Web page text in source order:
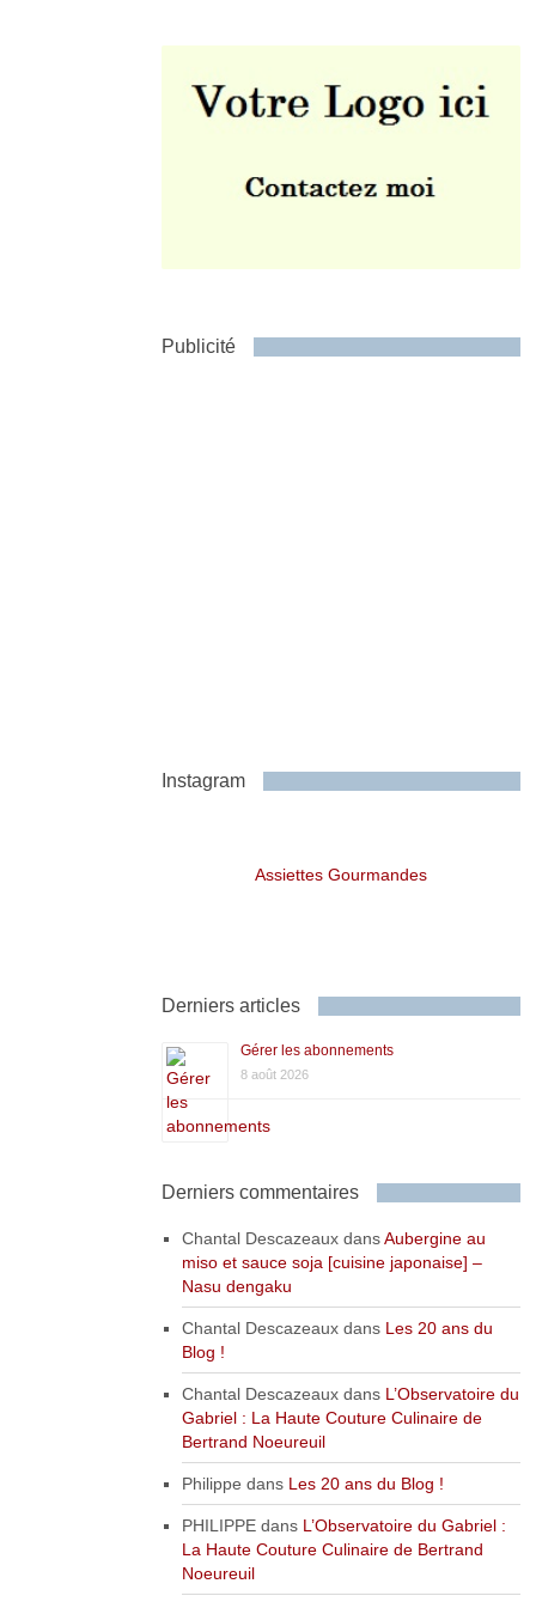
Publicité
Instagram
Assiettes Gourmandes
Derniers articles
Gérer les abonnements
8 août 2026
Derniers commentaires
Chantal DescazeauxdansAubergine au
miso et sauce soja [cuisine japonaise] –
Nasu dengaku
Chantal Descazeauxdans Les 20 ans du
Blog !
Chantal Descazeauxdans L’Observatoire du
Gabriel : La Haute Couture Culinaire de
Bertrand Noeureuil
Philippe dans Les 20 ans du Blog !
PHILIPPEdans L’Observatoire du Gabriel :
La Haute Couture Culinaire de Bertrand
Noeureuil